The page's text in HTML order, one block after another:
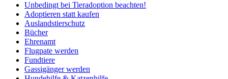
Unbedingt bei Tieradoption beachten!
Adoptieren statt kaufen
Auslandstierschutz
Bücher
Ehrenamt
Flugpate werden
Fundtiere
Gassigänger werden